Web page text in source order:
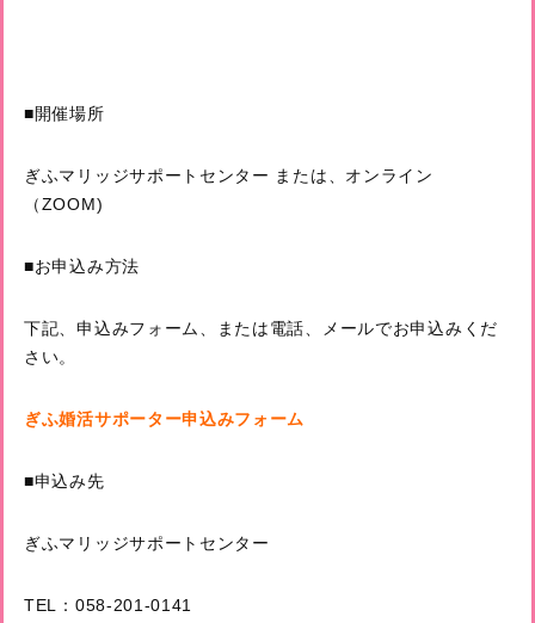
■開催場所
ぎふマリッジサポートセンター または、オンライン
（ZOOM)
■お申込み方法
下記、申込みフォーム、または電話、メールでお申込みくだ
さい。
ぎふ婚活サポーター申込みフォーム
■申込み先
ぎふマリッジサポートセンター
TEL：058-201-0141